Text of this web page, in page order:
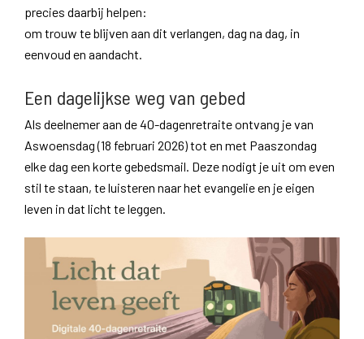
precies daarbij helpen:
om trouw te blijven aan dit verlangen, dag na dag, in
eenvoud en aandacht.
Een dagelijkse weg van gebed
Als deelnemer aan de 40-dagenretraite ontvang je van
Aswoensdag (18 februari 2026) tot en met Paaszondag
elke dag een korte gebedsmail. Deze nodigt je uit om even
stil te staan, te luisteren naar het evangelie en je eigen
leven in dat licht te leggen.